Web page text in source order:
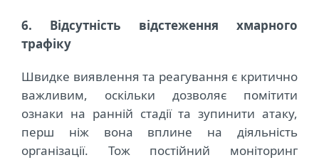
6. Відсутність відстеження хмарного
трафіку
Швидке виявлення та реагування є критично
важливим, оскільки дозволяє помітити
ознаки на ранній стадії та зупинити атаку,
перш ніж вона вплине на діяльність
організації. Тож постійний моніторинг